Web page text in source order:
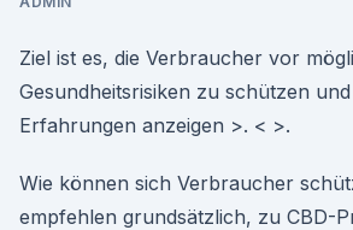
Ziel ist es, die Verbraucher vor
Gesundheitsrisiken zu schützen
Erfahrungen anzeigen >. < >.
Wie können sich Verbraucher
empfehlen grundsätzlich, zu CBD-